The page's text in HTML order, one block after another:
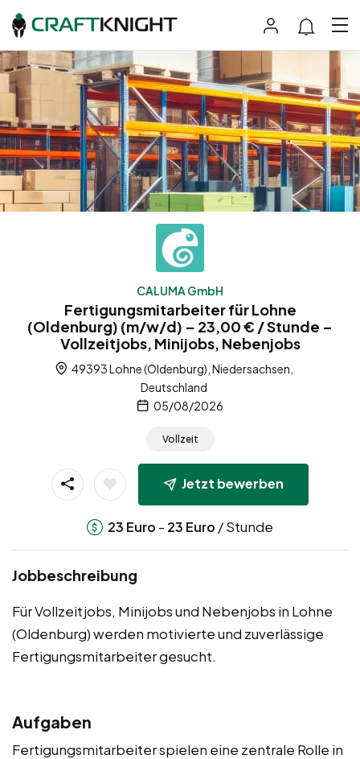
CALUMA GmbH
Fertigungsmitarbeiter für Lohne
(Oldenburg) (m/w/d) – 23,00 € / Stunde –
Vollzeitjobs, Minijobs, Nebenjobs
49393 Lohne (Oldenburg), Niedersachsen,
Deutschland
05/08/2026
Vollzeit
Jetzt bewerben
23 Euro - 23 Euro / Stunde
Jobbeschreibung
Für Vollzeitjobs, Minijobs und Nebenjobs in Lohne
(Oldenburg) werden motivierte und zuverlässige
Fertigungsmitarbeiter gesucht.
Aufgaben
Fertigungsmitarbeiter spielen eine zentrale Rolle in